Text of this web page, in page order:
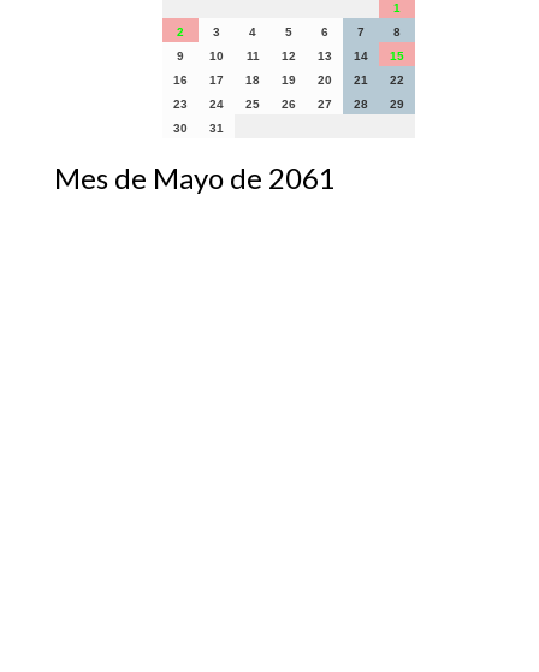
1
2
3 4 5 6 7
8
9
10 11 12 13 14
15
16
17 18 19 20 21
22
23
24 25 26 27 28
29
30
31
Mes de Mayo de 2061